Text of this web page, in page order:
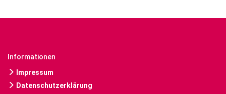
Informationen
Impressum
Datenschutzerklärung